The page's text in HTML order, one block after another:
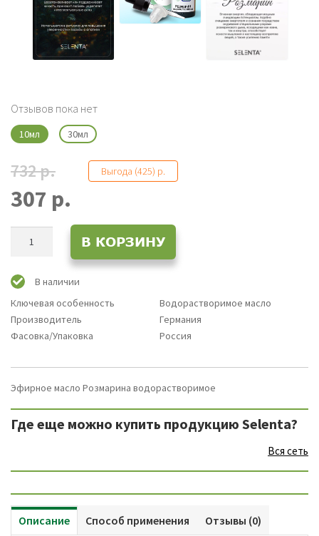
Отзывов пока нет
10мл 30мл
732 р. Выгода (425) р.
307 р.
товара
Эфирное
масло
Розмарина
Розмарин
Водорастворимое
В КОРЗИНУ
В наличии
Ключевая особенность
Водорастворимое масло
Производитель
Германия
Фасовка/Упаковка
Россия
Эфирное масло Розмарина водорастворимое
Где еще можно купить продукцию Selenta?
Вся сеть
Описание Способ применения Отзывы (0)